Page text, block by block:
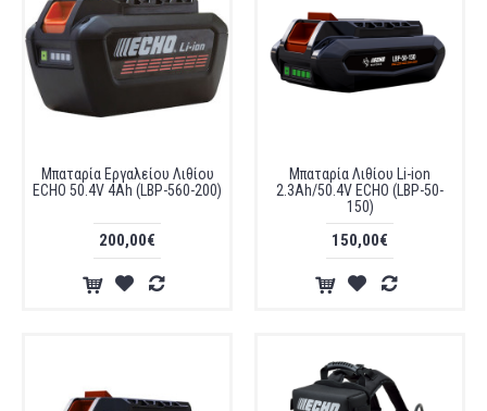
Μπαταρία Εργαλείου Λιθίου
ECHO 50.4V 4Ah (LBP-560-200)
200,00€
Μπαταρία Λιθίου Li-ion
2.3Ah/50.4V ECHO (LBP-50-
150)
150,00€